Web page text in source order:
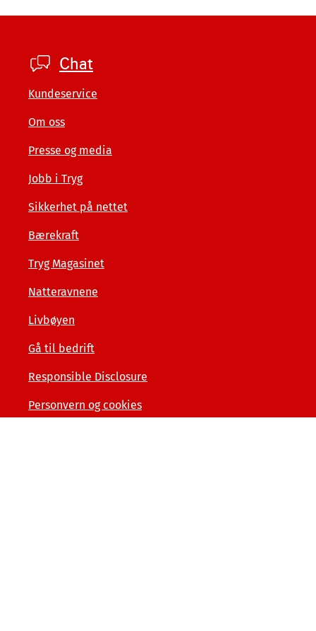
Footer
private
Chat
Kundeservice
Om oss
Presse og media
Jobb i Tryg
Sikkerhet på nettet
Bærekraft
Tryg Magasinet
Natteravnene
Livbøyen
Gå til bedrift
Responsible Disclosure
Personvern og cookies